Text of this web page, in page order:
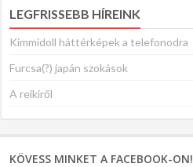
LEGFRISSEBB HÍREINK
Kimmidoll háttérképek a telefonodra
Furcsa(?) japán szokások
A reikiről
KÖVESS MINKET A FACEBOOK-ON!